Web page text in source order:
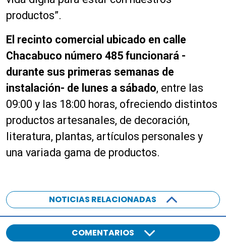
productos”.
El recinto comercial ubicado en calle
Chacabuco número 485 funcionará -
durante sus primeras semanas de
instalación- de lunes a sábado, entre las
09:00 y las 18:00 horas, ofreciendo distintos
productos artesanales, de decoración,
literatura, plantas, artículos personales y
una variada gama de productos.
NOTICIAS RELACIONADAS
COMENTARIOS